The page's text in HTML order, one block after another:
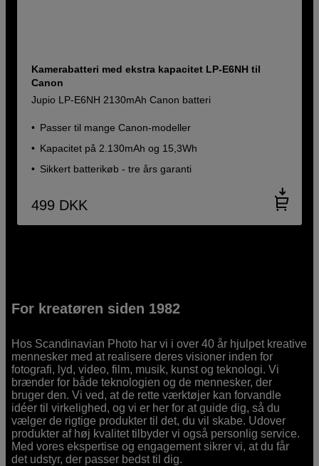
Kamerabatteri med ekstra kapacitet LP-E6NH til
Canon
Jupio LP-E6NH 2130mAh Canon batteri
Passer til mange Canon-modeller
Kapacitet på 2.130mAh og 15,3Wh
Sikkert batterikøb - tre års garanti
499 DKK
For kreatøren siden 1982
Hos Scandinavian Photo har vi i over 40 år hjulpet kreative
mennesker med at realisere deres visioner inden for
fotografi, lyd, video, film, musik, kunst og teknologi. Vi
brænder for både teknologien og de mennesker, der
bruger den. Vi ved, at de rette værktøjer kan forvandle
idéer til virkelighed, og vi er her for at guide dig, så du
vælger de rigtige produkter til det, du vil skabe. Udover
produkter af høj kvalitet tilbyder vi også personlig service.
Med vores ekspertise og engagement sikrer vi, at du får
det udstyr, der passer bedst til dig.